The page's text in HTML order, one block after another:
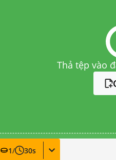
Thả tệp vào
1/ 30s